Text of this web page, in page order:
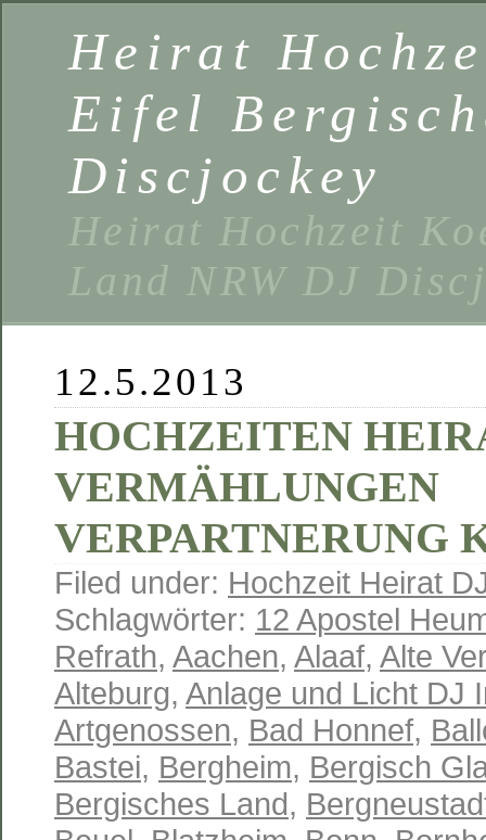
Heirat
Eifel
Discjockey
Heirat Hochzeit
Land NRW DJ
12.5.2013
HOCHZEITEN
VERMÄHLUNGEN
VERPARTNERUNG
Filed under: Hochzeit Heirat
Schlagwörter: 12 Apostel
Refrath, Aachen, Alaaf, Alte
Alteburg, Anlage und Licht DJ
Artgenossen, Bad Honnef,
Bastei, Bergheim, Bergisch
Bergisches Land,